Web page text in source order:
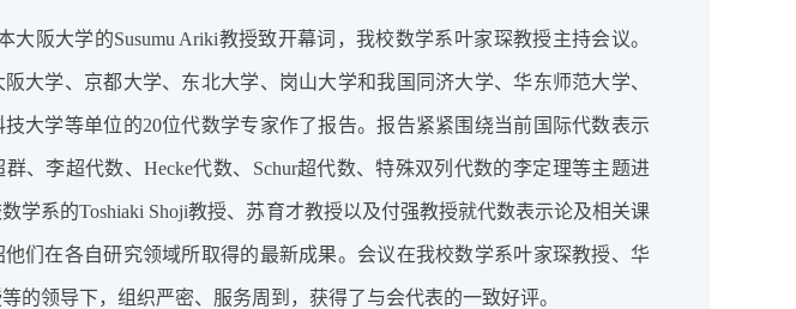
大阪大学的Susumu Ariki教授致开幕词，我校数学系叶家琛教授主持会议。
大学、京都大学、东北大学、岗山大学和我国同济大学、华东师范大学、
技大学等单位的20位代数学专家作了报告。报告紧紧围绕当前国际代数表示
、李超代数、Hecke代数、Schur超代数、特殊双列代数的李定理等主题进
学系的Toshiaki Shoji教授、苏育才教授以及付强教授就代数表示论及相关课
们在各自研究领域所取得的最新成果。会议在我校数学系叶家琛教授、华
的领导下，组织严密、服务周到，获得了与会代表的一致好评。